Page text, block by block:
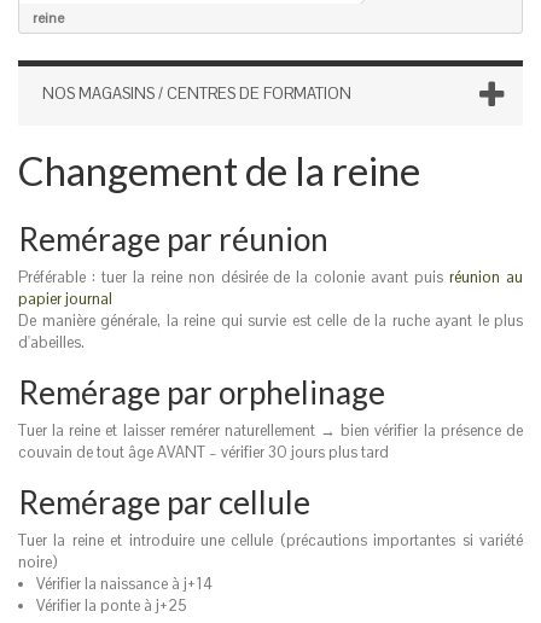
reine
NOS MAGASINS / CENTRES DE FORMATION
Changement de la reine
Remérage par réunion
Préférable : tuer la reine non désirée de la colonie avant puisréunion au
papier journal
De manière générale, la reine qui survie est celle de la ruche ayant le plus
d'abeilles.
Remérage par orphelinage
Tuer la reine et laisser remérer naturellement → bien vérifier la présence de
couvain de tout âge AVANT – vérifier 30 jours plus tard
Remérage par cellule
Tuer la reine et introduire une cellule (précautions importantes si variété
noire)
Vérifier la naissance à j+14
Vérifier la ponte à j+25